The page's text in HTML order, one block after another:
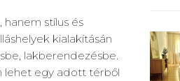
stílus és
kialakításán
lakberendezésbe.
lehet egy adott térből